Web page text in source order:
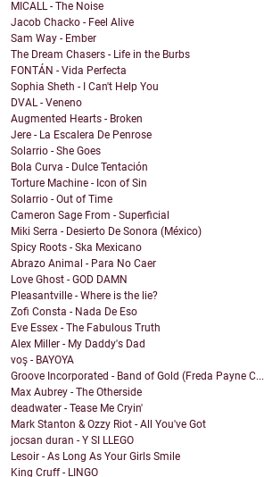
MICALL - The Noise
Jacob Chacko - Feel Alive
Sam Way - Ember
The Dream Chasers - Life in the Burbs
FONTÁN - Vida Perfecta
Sophia Sheth - I Can't Help You
DVAL - Veneno
Augmented Hearts - Broken
Jere - La Escalera De Penrose
Solarrio - She Goes
Bola Curva - Dulce Tentación
Torture Machine - Icon of Sin
Solarrio - Out of Time
Cameron Sage From - Superficial
Miki Serra - Desierto De Sonora (México)
Spicy Roots - Ska Mexicano
Abrazo Animal - Para No Caer
Love Ghost - GOD DAMN
Pleasantville - Where is the lie?
Zofi Consta - Nada De Eso
Eve Essex - The Fabulous Truth
Alex Miller - My Daddy's Dad
voş - BAYOYA
Groove Incorporated - Band of Gold (Freda Payne C...
Max Aubrey - The Otherside
deadwater - Tease Me Cryin'
Mark Stanton & Ozzy Riot - All You've Got
jocsan duran - Y SI LLEGO
Lesoir - As Long As Your Girls Smile
King Cruff - LINGO